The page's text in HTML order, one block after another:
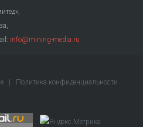
info@mining-media.ru
Политика конфиденциальности